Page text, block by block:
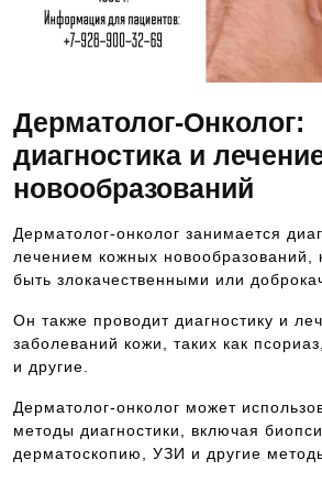
Дерматолог-Онколог:
диагностика и
новообразований
Дерматолог-онколог занимается
лечением кожных новообразований,
быть злокачественными или
Он также проводит диагностику и
заболеваний кожи, таких как
и другие.
Дерматолог-онколог может
методы диагностики, включая
дерматоскопию, УЗИ и другие